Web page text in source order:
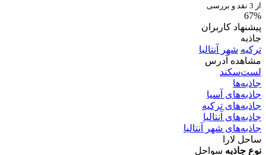
از 3 نقد و بررسی
67%
پیشنهاد کاربران
جاذبه
ترکیه شهر آنتالیا
مشاهده آدرس
لست‌سکند
جاذبه‌ها
جاذبه‌های آسیا
جاذبه‌های ترکیه
جاذبه‌های آنتالیا
جاذبه‌های شهر آنتالیا
ساحل لارا
نوع جاذبه سواحل